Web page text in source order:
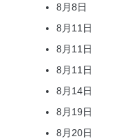
8月8日
8月11日
8月11日
8月11日
8月14日
8月19日
8月20日